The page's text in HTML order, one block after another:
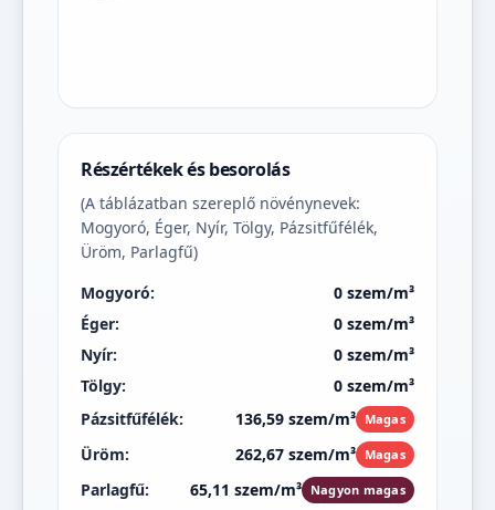
Részértékek és besorolás
(A táblázatban szereplő növénynevek:
Mogyoró, Éger, Nyír, Tölgy, Pázsitfűfélék,
Üröm, Parlagfű)
Mogyoró:
0 szem/m³
Éger:
0 szem/m³
Nyír:
0 szem/m³
Tölgy:
0 szem/m³
Pázsitfűfélék:
136,59 szem/m³ Magas
Üröm: 262,67 szem/m³ Magas
Parlagfű: 65,11 szem/m³ Nagyon magas